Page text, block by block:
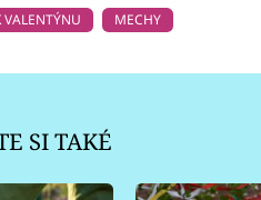
VALENTÝNU MECHY
SI TAKÉ